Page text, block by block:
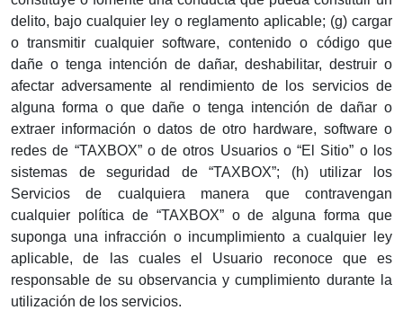
delito, bajo cualquier ley o reglamento aplicable; (g) cargar
o transmitir cualquier software, contenido o código que
dañe o tenga intención de dañar, deshabilitar, destruir o
afectar adversamente al rendimiento de los servicios de
alguna forma o que dañe o tenga intención de dañar o
extraer información o datos de otro hardware, software o
redes de “TAXBOX” o de otros Usuarios o “El Sitio” o los
sistemas de seguridad de “TAXBOX”; (h) utilizar los
Servicios de cualquiera manera que contravengan
cualquier política de “TAXBOX” o de alguna forma que
suponga una infracción o incumplimiento a cualquier ley
aplicable, de las cuales el Usuario reconoce que es
responsable de su observancia y cumplimiento durante la
utilización de los servicios.